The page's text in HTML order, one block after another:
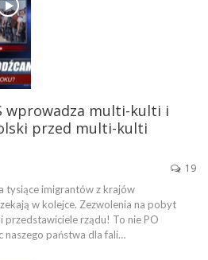
wprowadza multi-kulti i
przed multi-kulti
19
tysiące imigrantów z krajów
w kolejce. Zezwolenia na pobyt
rządu! To nie PO
naszego państwa dla fali…